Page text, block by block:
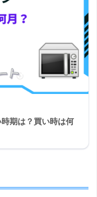
時期は？買い時は何